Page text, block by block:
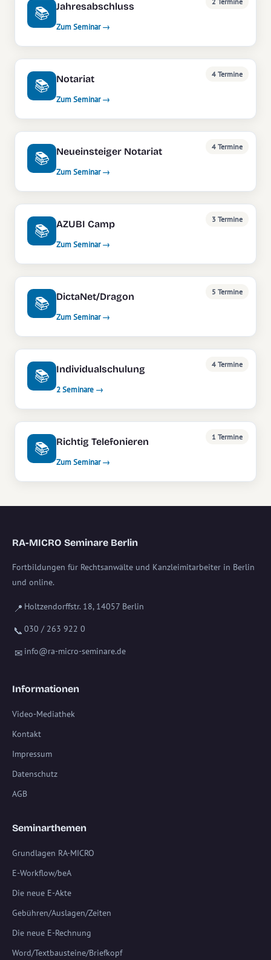
📚 Jahresabschluss
Zum Seminar →
📚 Notariat
Zum Seminar →
4 Termine
📚 Neueinsteiger Notariat
Zum Seminar →
4 Termine
📚 AZUBI Camp
Zum Seminar →
3 Termine
📚 DictaNet/Dragon
Zum Seminar →
5 Termine
📚 Individualschulung
2 Seminare →
4 Termine
📚 Richtig Telefonieren
Zum Seminar →
1 Termine
RA-MICRO Seminare Berlin
Fortbildungen für Rechtsanwälte und Kanzleimitarbeiter in Berlin
und online.
📍 Holtzendorffstr. 18, 14057 Berlin
📞 030 / 263 922 0
✉ info@ra-micro-seminare.de
Informationen
Video-Mediathek
Kontakt
Impressum
Datenschutz
AGB
Seminarthemen
Grundlagen RA-MICRO
E-Workflow/beA
Die neue E-Akte
Gebühren/Auslagen/Zeiten
Die neue E-Rechnung
Word/Textbausteine/Briefkopf